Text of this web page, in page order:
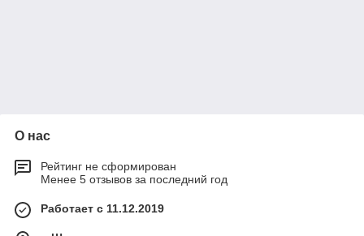
О нас
Рейтинг не сформирован
Менее 5 отзывов за последний год
Работает с 11.12.2019